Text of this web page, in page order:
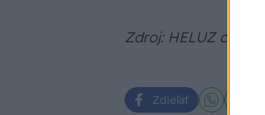
Zdroj: HELUZ
Zdieľať